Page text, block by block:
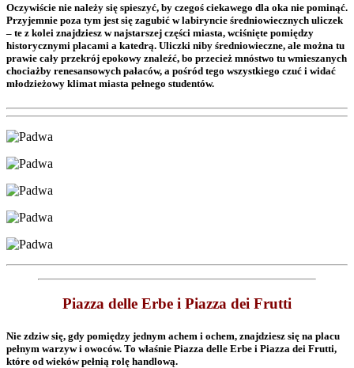
Oczywiście nie należy się spieszyć, by czegoś ciekawego dla oka nie pominąć.
Przyjemnie poza tym jest się zagubić w labiryncie średniowiecznych uliczek
– te z kolei znajdziesz w najstarszej części miasta, wciśnięte pomiędzy
historycznymi placami a katedrą. Uliczki niby średniowieczne, ale można tu
prawie cały przekrój epokowy znaleźć, bo przecież mnóstwo tu wmieszanych
chociażby renesansowych pałaców, a pośród tego wszystkiego czuć i widać
młodzieżowy klimat miasta pełnego studentów.
Piazza delle Erbe i Piazza dei Frutti
Nie zdziw się, gdy pomiędzy jednym achem i ochem, znajdziesz się na placu
pełnym warzyw i owoców. To właśnie Piazza delle Erbe i Piazza dei Frutti,
które od wieków pełnią rolę handlową.